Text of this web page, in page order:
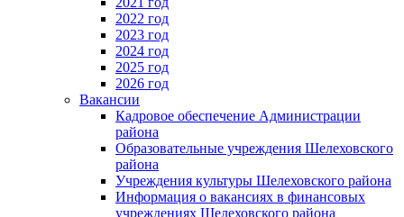
2022 год
2023 год
2024 год
2025 год
2026 год
Вакансии
Кадровое обеспечение Администрации
района
Образовательные учреждения Шелеховского
района
Учреждения культуры Шелеховского района
Информация о вакансиях в финансовых
учреждениях Шелеховского района